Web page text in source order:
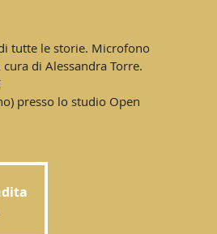
tutte le storie. Microfono
di Alessandra Torre.
presso lo studio Open